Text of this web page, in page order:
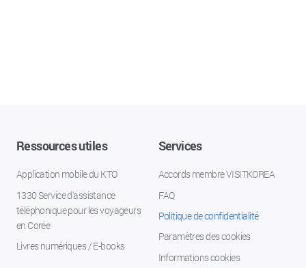
Ressources utiles
Application mobile du KTO
1330 Service d'assistance
téléphonique pour les voyageurs
en Corée
Livres numériques / E-books
Services
Accords membre VISITKOREA
FAQ
Politique de confidentialité
Paramètres des cookies
Informations cookies